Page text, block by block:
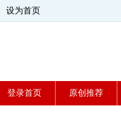
设为首页
登录首页 原创推荐